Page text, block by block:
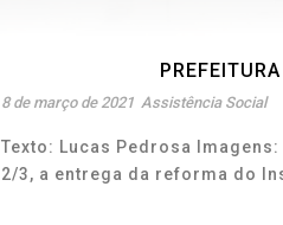
8 de março de 2021 Assistência Social
Texto: Lucas Pedrosa
2/3, a entrega da reforma do